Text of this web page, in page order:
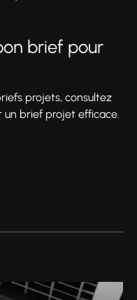
brief pour
projets, consultez
un brief projet efficace.